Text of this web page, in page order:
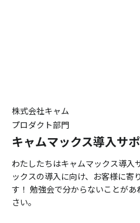
株式会社キャム
プロダクト部門
キャムマックス導入サ
わたしたちはキャムマックス導入
ックスの導入に向け、お客様に寄
す！ 勉強会で分からないことが
さい。